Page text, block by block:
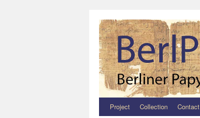
ZumProject Collection Contact